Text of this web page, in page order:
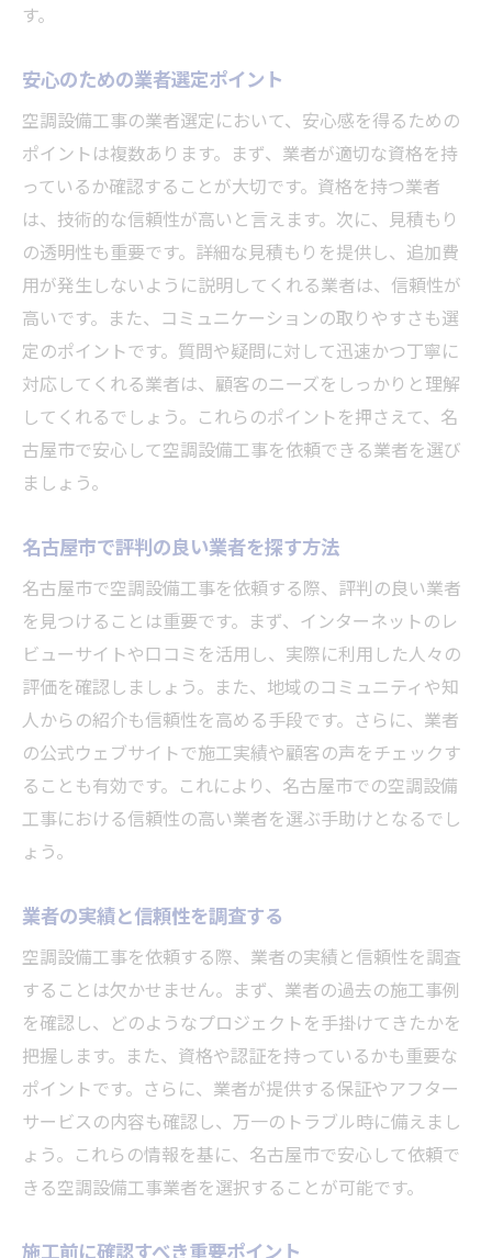
す。
安心のための業者選定ポイント
空調設備工事の業者選定において、安心感を得るための
ポイントは複数あります。まず、業者が適切な資格を持
っているか確認することが大切です。資格を持つ業者
は、技術的な信頼性が高いと言えます。次に、見積もり
の透明性も重要です。詳細な見積もりを提供し、追加費
用が発生しないように説明してくれる業者は、信頼性が
高いです。また、コミュニケーションの取りやすさも選
定のポイントです。質問や疑問に対して迅速かつ丁寧に
対応してくれる業者は、顧客のニーズをしっかりと理解
してくれるでしょう。これらのポイントを押さえて、名
古屋市で安心して空調設備工事を依頼できる業者を選び
ましょう。
名古屋市で評判の良い業者を探す方法
名古屋市で空調設備工事を依頼する際、評判の良い業者
を見つけることは重要です。まず、インターネットのレ
ビューサイトや口コミを活用し、実際に利用した人々の
評価を確認しましょう。また、地域のコミュニティや知
人からの紹介も信頼性を高める手段です。さらに、業者
の公式ウェブサイトで施工実績や顧客の声をチェックす
ることも有効です。これにより、名古屋市での空調設備
工事における信頼性の高い業者を選ぶ手助けとなるでし
ょう。
業者の実績と信頼性を調査する
空調設備工事を依頼する際、業者の実績と信頼性を調査
することは欠かせません。まず、業者の過去の施工事例
を確認し、どのようなプロジェクトを手掛けてきたかを
把握します。また、資格や認証を持っているかも重要な
ポイントです。さらに、業者が提供する保証やアフター
サービスの内容も確認し、万一のトラブル時に備えまし
ょう。これらの情報を基に、名古屋市で安心して依頼で
きる空調設備工事業者を選択することが可能です。
施工前に確認すべき重要ポイント